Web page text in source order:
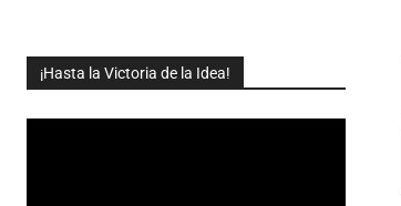
¡Hasta la Victoria de la Idea!